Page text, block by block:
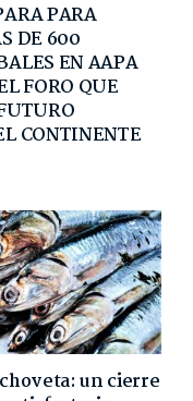
PARA
DE 600
EN AAPA
FORO QUE
CONTINENTE
un cierre